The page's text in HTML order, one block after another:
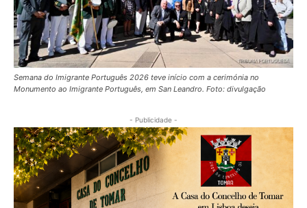
Semana do Imigrante Português 2026 teve início com a cerimónia no
Monumento ao Imigrante Português, em San Leandro. Foto: divulgação
- Publicidade -